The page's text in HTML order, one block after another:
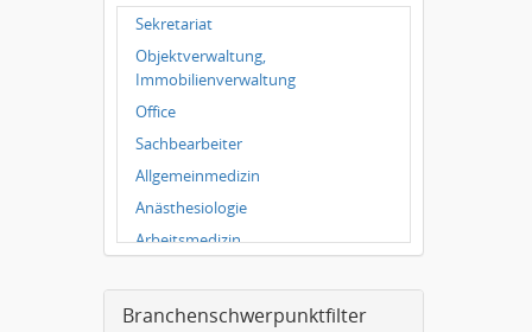
Hallbergmoos
Würzburg
Grünwald
Ulm
Bielefeld
Hannover
Duisburg
Sekretariat
Objektverwaltung,
Immobilienverwaltung
Office
Sachbearbeiter
Allgemeinmedizin
Anästhesiologie
Arbeitsmedizin
Chirurgie
Branchenschwerpunktfilter